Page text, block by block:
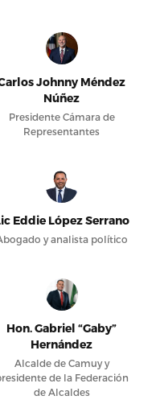
Johnny Méndez
Núñez
Presidente Cámara de
Representantes
Eddie López Serrano
y analista político
Hon. Gabriel “Gaby”
Hernández
Alcalde de Camuy y
de la Federación
de Alcaldes